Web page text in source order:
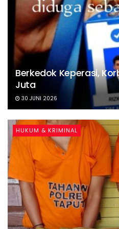
Berkedok Keperasi,
Juta
30 JUNI 2026
HUKUM & KRIMINAL